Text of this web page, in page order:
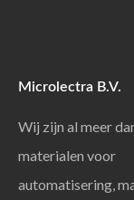
Microlectra B.V.
Wij zijn al meer
materialen voor
automatisering,